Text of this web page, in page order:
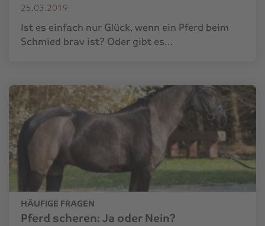
25.03.2019
Ist es einfach nur Glück, wenn ein Pferd beim
Schmied brav ist? Oder gibt es…
HÄUFIGE FRAGEN
Pferd scheren: Ja oder Nein?